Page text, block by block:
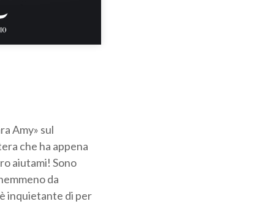
Amy» sul
che ha appena
aiutami! Sono
da
inquietante di per